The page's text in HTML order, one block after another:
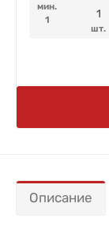
мин.
1
шт.
Описание